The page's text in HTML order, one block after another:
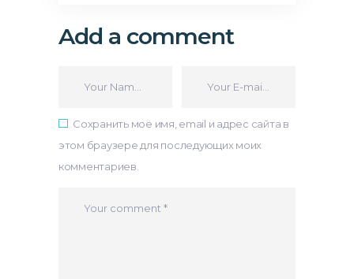
Add a comment
Сохранить моё имя, email и адрес сайта в
этом браузере для последующих моих
комментариев.